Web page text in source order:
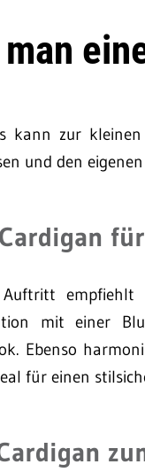
kann zur
und den
Cardigan
Auftritt
mit einer
Ebenso
für einen